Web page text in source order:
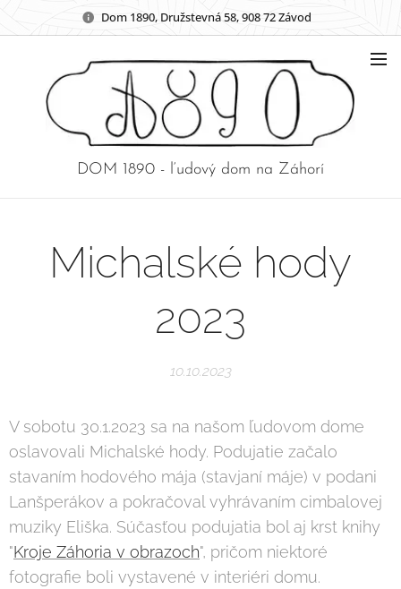
Dom 1890, Družstevná 58, 908 72 Závod
DOM 1890 - ľudový dom na Záhorí
Michalské hody
2023
10.10.2023
V sobotu 30.1.2023 sa na našom ľudovom dome
oslavovali Michalské hody. Podujatie začalo
stavaním hodového mája (stavjaní máje) v podani
Lanšperákov a pokračoval vyhrávaním cimbalovej
muziky Eliška. Súčasťou podujatia bol aj krst knihy
"Kroje Záhoria v obrazoch", pričom niektoré
fotografie boli vystavené v interiéri domu.